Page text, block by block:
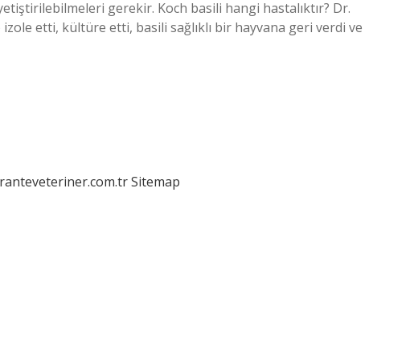
gerekir. Koch basili hangi hastalıktır? Dr.
etti, kültüre etti, basili sağlıklı bir hayvana geri verdi ve
Sitemap